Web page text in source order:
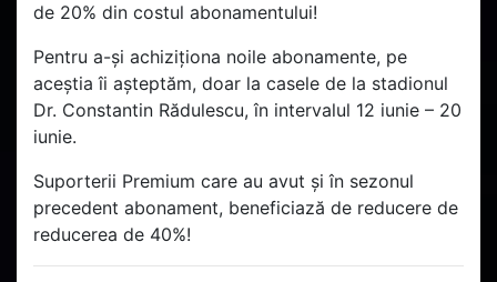
de 20% din costul abonamentului!
Pentru a-și achiziționa noile abonamente, pe
aceștia îi așteptăm, doar la casele de la stadionul
Dr. Constantin Rădulescu, în intervalul 12 iunie – 20
iunie.
Suporterii Premium care au avut și în sezonul
precedent abonament, beneficiază de reducere de
reducerea de 40%!